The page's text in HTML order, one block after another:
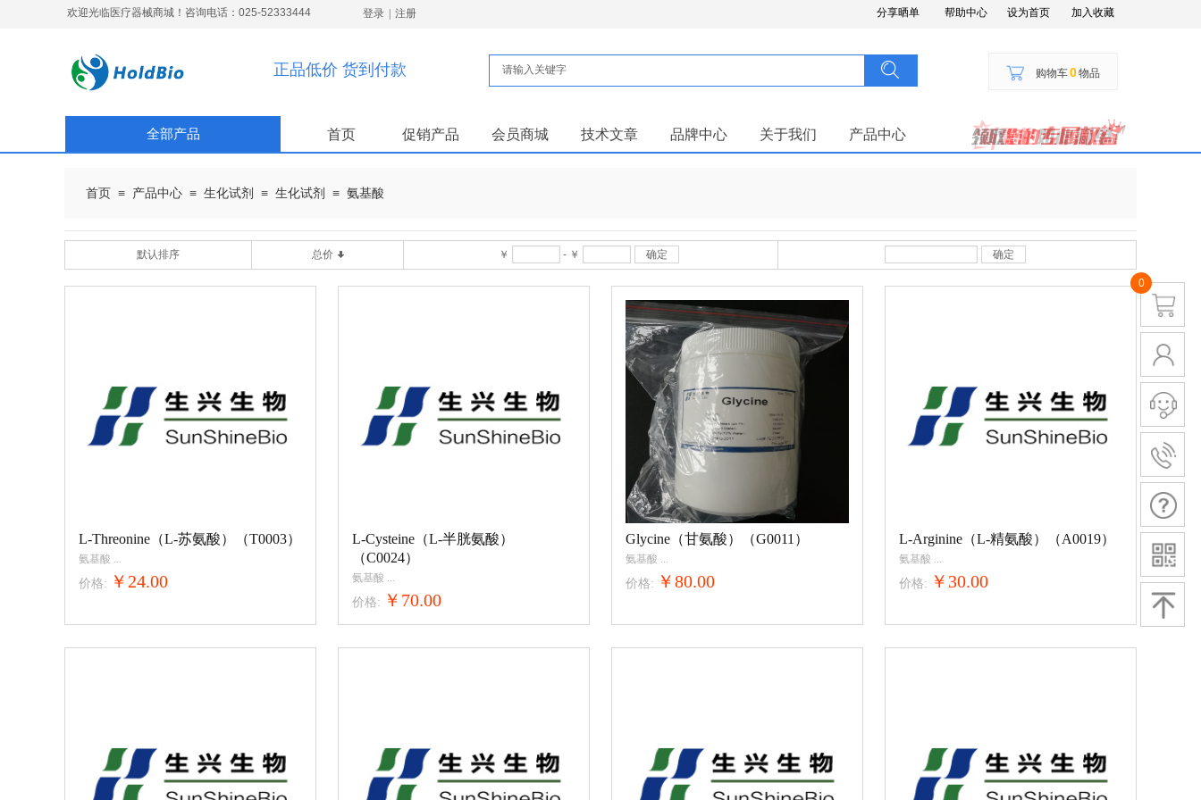
帮助中心
分享晒单
登录 注册
欢迎光临医疗器械商城！咨询电话：025-52333444 设为首页 加入收藏
购物车0物品
正品低价 货到付款 搜索
按钮文本
全部产品 首页 促销产品 会员商城 技术文章 品牌中心 关于我们 产品中心
首页 ≡ 产品中心 ≡ 生化试剂 ≡ 生化试剂 ≡ 氨基酸
默认排序 总价 ￥ - ￥ 确定 确定
L-Threonine（L-苏氨酸）（T0003）
氨基酸 ...
价格: ￥24.00
L-Cysteine（L-半胱氨酸）
（C0024）
氨基酸 ...
价格: ￥70.00
Glycine（甘氨酸）（G0011）
氨基酸 ...
价格: ￥80.00
L-Arginine（L-精氨酸）（A0019）
氨基酸 ...
价格: ￥30.00
0